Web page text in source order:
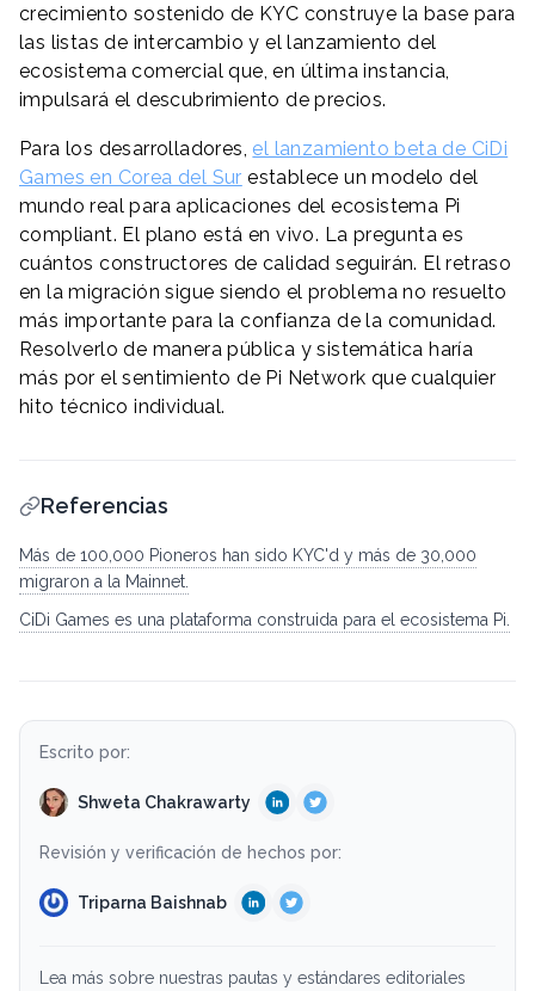
crecimiento sostenido de KYC construye la base para
las listas de intercambio y el lanzamiento del
ecosistema comercial que, en última instancia,
impulsará el descubrimiento de precios.
Para los desarrolladores, el lanzamiento beta de CiDi
Games en Corea del Sur establece un modelo del
mundo real para aplicaciones del ecosistema Pi
compliant. El plano está en vivo. La pregunta es
cuántos constructores de calidad seguirán. El retraso
en la migración sigue siendo el problema no resuelto
más importante para la confianza de la comunidad.
Resolverlo de manera pública y sistemática haría
más por el sentimiento de Pi Network que cualquier
hito técnico individual.
Referencias
Más de 100,000 Pioneros han sido KYC'd y más de 30,000
migraron a la Mainnet.
CiDi Games es una plataforma construida para el ecosistema Pi.
Escrito por:
Shweta Chakrawarty
Revisión y verificación de hechos por:
Triparna Baishnab
Lea más sobre nuestras pautas y estándares editoriales